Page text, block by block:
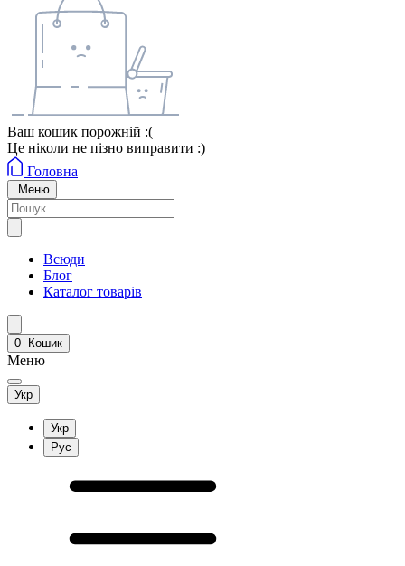
Ваш кошик порожній :(
Це ніколи не пізно виправити :)
Головна
Меню
Всюди
Блог
Каталог товарів
0 Кошик
Меню
Укр
Укр
Рус